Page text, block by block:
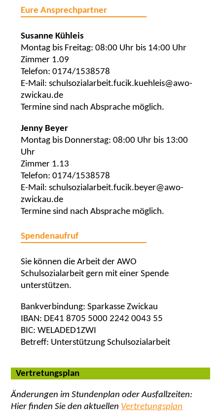
Eure Ansprechpartner
Susanne Kühleis
Montag bis Freitag: 08:00 Uhr bis 14:00 Uhr
Zimmer 1.09
Telefon: 0174/1538578
E-Mail: schulsozialarbeit.fucik.kuehleis@awo-
zwickau.de
Termine sind nach Absprache möglich.
Jenny Beyer
Montag bis Donnerstag: 08:00 Uhr bis 13:00
Uhr
Zimmer 1.13
Telefon: 0174/1538578
E-Mail: schulsozialarbeit.fucik.beyer@awo-
zwickau.de
Termine sind nach Absprache möglich.
Spendenaufruf
Sie können die Arbeit der AWO
Schulsozialarbeit gern mit einer Spende
unterstützen.
Bankverbindung: Sparkasse Zwickau
IBAN: DE41 8705 5000 2242 0043 55
BIC: WELADED1ZWI
Betreff: Unterstützung Schulsozialarbeit
Vertretungsplan
Änderungen im Stundenplan oder Ausfallzeiten:
Hier finden Sie den aktuellen Vertretungsplan